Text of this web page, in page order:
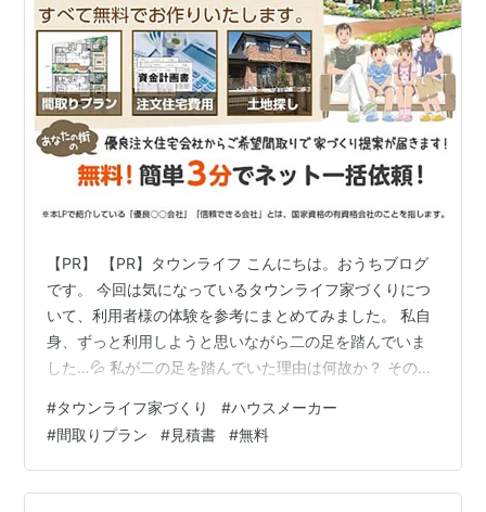
【PR】 【PR】タウンライフ こんにちは。おうちブログ
です。 今回は気になっているタウンライフ家づくりにつ
いて、利用者様の体験を参考にまとめてみました。 私自
身、ずっと利用しようと思いながら二の足を踏んでいま
した…💦 私が二の足を踏んでいた理由は何故か？ その理
月にやっと資料請求をしました！この記事は資料請求前
に書いたもので、タウンライフ家づくりの特徴をまとめ
たものになります。タウンライフ家づくりの資料請求体
験談をご覧いただきたい方はサイトマップ⇒契約・実際
#タウンライフ家づくり #ハウスメーカー
#間取りプラン #見積書 #無料